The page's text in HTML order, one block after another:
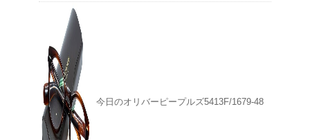
今日のオリバーピープルズ5413F/1679-48